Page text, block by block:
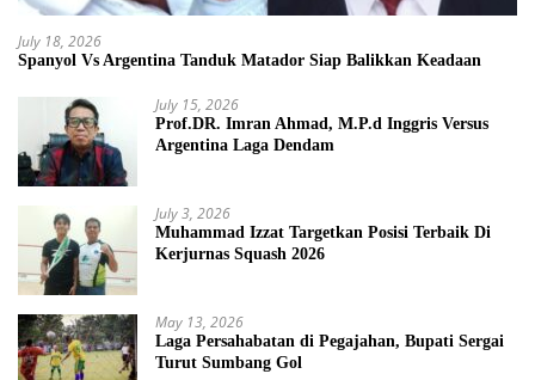
July 18, 2026
Spanyol Vs Argentina Tanduk Matador Siap Balikkan Keadaan
July 15, 2026
Prof.DR. Imran Ahmad, M.P.d Inggris Versus
Argentina Laga Dendam
July 3, 2026
Muhammad Izzat Targetkan Posisi Terbaik Di
Kerjurnas Squash 2026
May 13, 2026
Laga Persahabatan di Pegajahan, Bupati Sergai
Turut Sumbang Gol